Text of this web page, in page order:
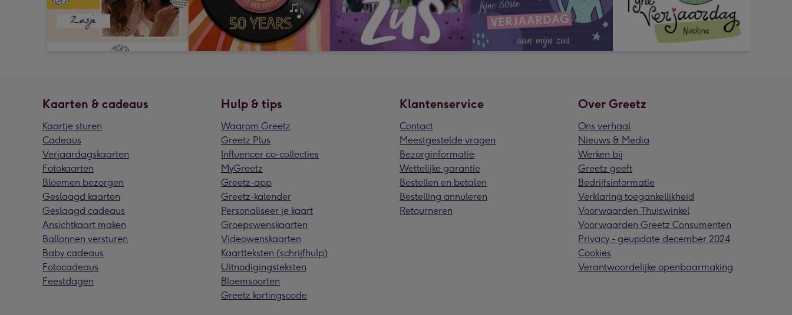
Kaarten & cadeaus
Kaartje sturen
Cadeaus
Verjaardagskaarten
Fotokaarten
Bloemen bezorgen
Geslaagd kaarten
Geslaagd cadeaus
Ansichtkaart maken
Ballonnen versturen
Baby cadeaus
Fotocadeaus
Feestdagen
Hulp & tips
Waarom Greetz
Greetz Plus
Influencer co-collecties
MyGreetz
Greetz-app
Greetz-kalender
Personaliseer je kaart
Groepswenskaarten
Videowenskaarten
Kaartteksten (schrijfhulp)
Uitnodigingsteksten
Bloemsoorten
Greetz kortingscode
Klantenservice
Contact
Meestgestelde vragen
Bezorginformatie
Wettelijke garantie
Bestellen en betalen
Bestelling annuleren
Retourneren
Over Greetz
Ons verhaal
Nieuws & Media
Werken bij
Greetz geeft
Bedrijfsinformatie
Verklaring toegankelijkheid
Voorwaarden Thuiswinkel
Voorwaarden Greetz Consumenten
Privacy - geupdate december 2024
Cookies
Verantwoordelijke openbaarmaking